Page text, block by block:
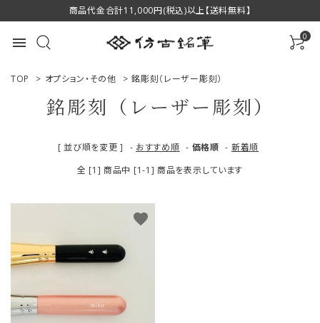
商品代金合計11,000円(税込)以上【送料無料】
menu 0
ACCOUNT MENU
用途で選ぶ
私たちについて
TOP > オプション・その他 > 銘彫刻（レーザー彫刻）
銘彫刻（レーザー彫刻）
[ 並び順を変更 ] - おすすめ順 - 価格順 - 新着順
全 [1] 商品中 [1-1] 商品を表示しています
favorite